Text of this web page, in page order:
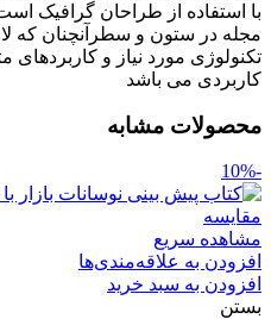
با استفاده از طراحان گرافیک
مجله در ستون و سطرآنچنان که
تکنولوژی مورد نیاز و کاربردهای
کاربردی می باشد
محصولات مشابه
-10%
مقایسه
مشاهده سریع
افزودن به علاقه‌مندی‌ها
افزودن به سبد خرید
بستن